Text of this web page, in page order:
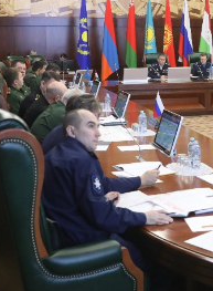
министерств
ОДКБ